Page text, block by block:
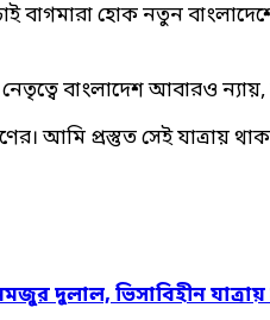
হোক নতুন
বাংলাদেশ আবারও
আমি প্রস্তুত সেই যাত্রায়
দুলাল, ভিসাবিহীন